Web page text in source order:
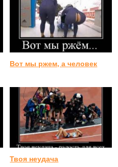
Вот мы ржем, а человек
Твоя неудача